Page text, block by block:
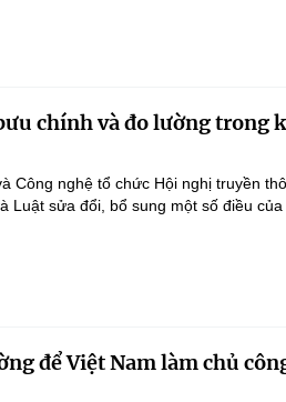
chính và đo lường trong
Công nghệ tổ chức Hội nghị truyền
Luật sửa đổi, bổ sung một số điều của
để Việt Nam làm chủ